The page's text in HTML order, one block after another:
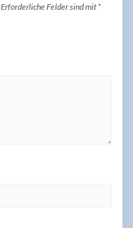
Erforderliche Felder sind mit *